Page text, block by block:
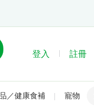
登入 註冊
／健康食補 寵物